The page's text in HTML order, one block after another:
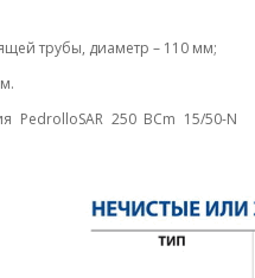
трубы, диаметр – 110 мм;
PedrolloSAR 250 BCm 15/50-N